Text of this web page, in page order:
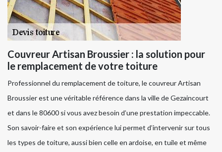
Couvreur Artisan Broussier : la solution pour
le remplacement de votre toiture
Professionnel du remplacement de toiture, le couvreur Artisan
Broussier est une véritable référence dans la ville de Gezaincourt
et dans le 80600 si vous avez besoin d’une prestation impeccable.
Son savoir-faire et son expérience lui permet d’intervenir sur tous
les types de toiture, aussi bien celle en ardoise, en tuile et même